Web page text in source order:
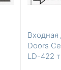
Входная
Doors
LD-422